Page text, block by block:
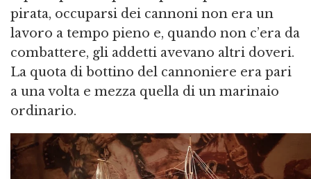
pirata, occuparsi dei cannoni non era un
lavoro a tempo pieno e, quando non c’era da
combattere, gli addetti avevano altri doveri.
La quota di bottino del cannoniere era pari
a una volta e mezza quella di un marinaio
ordinario.